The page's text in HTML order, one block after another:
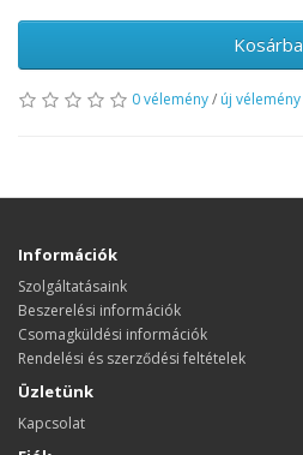
Kosárba
0 vélemény/ új vélemény
Információk
Szolgáltatásaink
Beszerelési információk
Csomagküldési információk
Rendelési és szerződési feltételek
Üzletünk
Kapcsolat